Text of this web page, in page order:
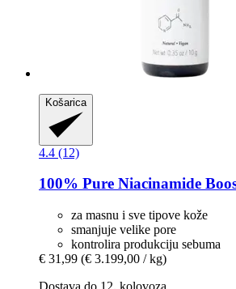
Košarica
4.4 (12)
100% Pure Niacinamide
za masnu i sve tipove kože
smanjuje velike pore
kontrolira produkciju sebuma
€ 31,99 (€ 3.199,00 / kg)
Dostava do 12. kolovoza